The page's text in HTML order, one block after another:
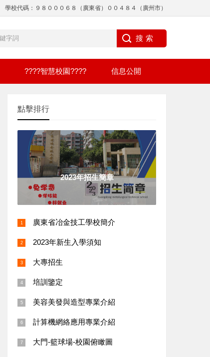
學校代碼：９８０００６８（廣東省）００４８４（廣州市）
????智慧校園???? 信息公開
點擊排行
2023年招生簡章
廣東省冶金技工學校簡介
2023年新生入學須知
大專招生
培訓鑒定
美容美發與造型專業介紹
計算機網絡應用專業介紹
大門-籃球場-校園俯瞰圖